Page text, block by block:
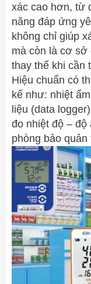
xác cao hơn, từ
năng đáp ứng
không chỉ giúp
mà còn là cơ sở
thay thế khi cần
Hiệu chuẩn có
kế như: nhiệt
liệu (data
đo nhiệt độ – độ
phòng bảo quản